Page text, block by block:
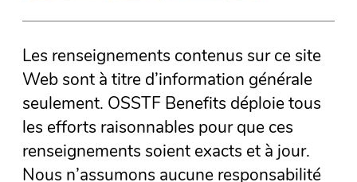
Les renseignements contenus sur ce site
Web sont à titre d’information générale
seulement. OSSTF Benefits déploie tous
les efforts raisonnables pour que ces
renseignements soient exacts et à jour.
Nous n’assumons aucune responsabilité